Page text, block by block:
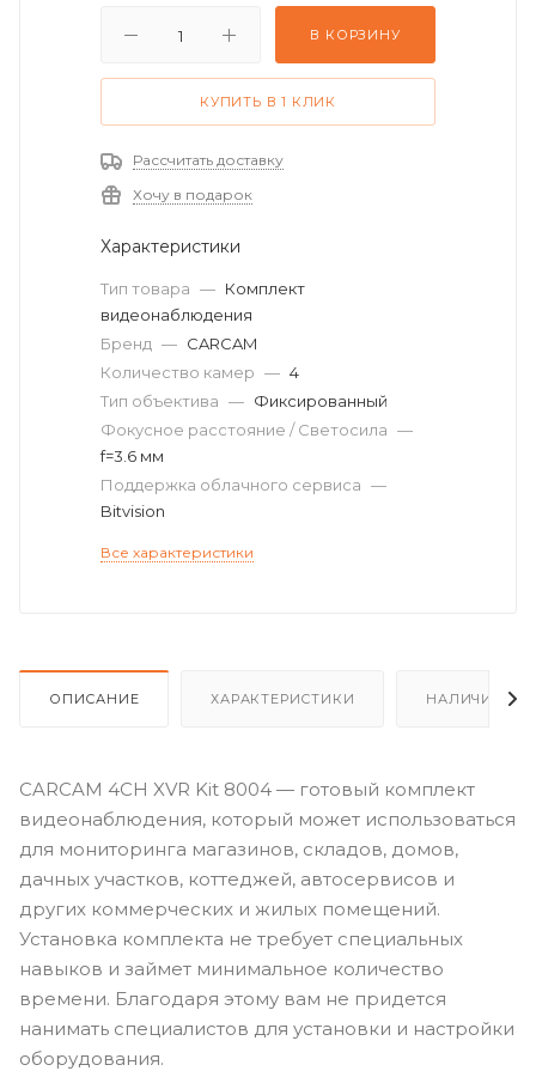
В КОРЗИНУ
КУПИТЬ В 1 КЛИК
Рассчитать доставку
Хочу в подарок
Характеристики
Тип товара — Комплект
видеонаблюдения
Бренд — CARCAM
Количество камер — 4
Тип объектива — Фиксированный
Фокусное расстояние / Светосила —
f=3.6 мм
Поддержка облачного сервиса —
Bitvision
Все характеристики
ОПИСАНИЕ ХАРАКТЕРИСТИКИ НАЛИЧИЕ
CARCAM 4CH XVR Kit 8004 — готовый комплект
видеонаблюдения, который может использоваться
для мониторинга магазинов, складов, домов,
дачных участков, коттеджей, автосервисов и
других коммерческих и жилых помещений.
Установка комплекта не требует специальных
навыков и займет минимальное количество
времени. Благодаря этому вам не придется
нанимать специалистов для установки и настройки
оборудования.